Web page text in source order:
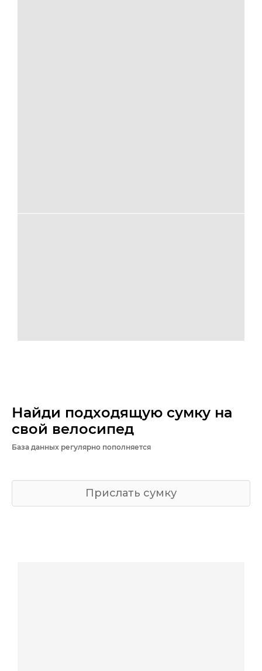
Найди подходящую сумку на
свой велосипед
База данных регулярно пополняется
Прислать сумку